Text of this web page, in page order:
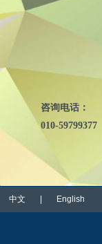
咨询电话：
010-59799377
中文 | English